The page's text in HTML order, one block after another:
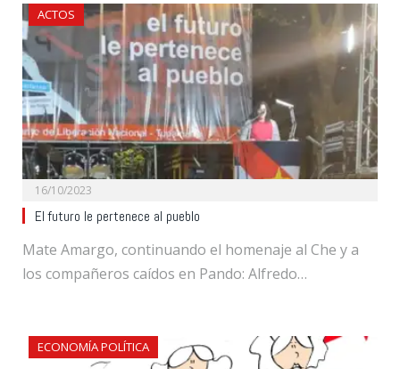
ACTOS
16/10/2023
El futuro le pertenece al pueblo
Mate Amargo, continuando el homenaje al Che y a
los compañeros caídos en Pando: Alfredo…
ECONOMÍA POLÍTICA